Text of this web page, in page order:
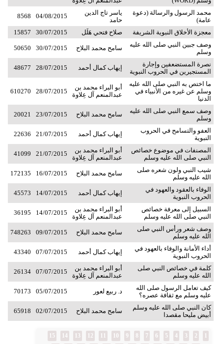
محمد الرسول والرسالة (دعوة
عامة)
ياسر تاج الدين
حامد
04/08/2015
8568
معجزة الأخلاق النبوية الشريفة صلاح فتحي هَلَل 30/07/2015
15857
وصف جبين النبي صلى الله عليه
وسلم
سامح محمد البلاح 30/07/2015
50650
نصرة المستضعفين وإجارة
المستجيرين في الحروب النبوية
إيهاب كمال أحمد 28/07/2015
48677
ما اختص به النبي صلى الله عليه
وسلم عن غيره من الأنبياء في
الدنيا
أبو البراء محمد بن
عبدالمنعم آل عِلاوة
28/07/2015
610270
وصف سمع النبي صلى الله عليه
وسلم
سامح محمد البلاح 23/07/2015
20021
العفو والتسامح في الحروب
النبوية
إيهاب كمال أحمد 21/07/2015
22636
المصنفات في موضوع خصائص
النبي صلى الله عليه وسلم
أبو البراء محمد بن
عبدالمنعم آل عِلاوة
21/07/2015
41099
شيب النبي ولون شعره صلى
الله عليه وسلم
سامح محمد البلاح 16/07/2015
172135
الوفاء بالعقود والعهود في
الحروب النبوية
إيهاب كمال أحمد 14/07/2015
45573
السبيل إلى معرفة خصائص
النبي صلى الله عليه وسلم
أبو البراء محمد بن
عبدالمنعم آل عِلاوة
14/07/2015
36195
وصف شعر ورأس النبي صلى
الله عليه وسلم
سامح محمد البلاح 09/07/2015
748263
أداء الأمانة والوفاء بالعهود في
الحروب النبوية
إيهاب كمال أحمد 07/07/2015
43340
كلمة في خصائص النبي صلى
الله عليه وسلم
أبو البراء محمد بن
عبدالمنعم آل عِلاوة
07/07/2015
26134
كيف تعامل الرسول صلى الله
عليه وسلم مع ثقافة عصره؟
د. ربيع لعور 05/07/2015
70173
كان النبي صلى الله عليه وسلم
أبيض مليحا مقصدا
سامح محمد البلاح 02/07/2015
65918
2
3
4
5
6
7
8
9
12
13
14
15